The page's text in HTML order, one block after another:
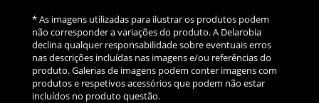
* As imagens utilizadas para ilustrar os produtos podem
não corresponder a variações do produto. A Delarobia
declina qualquer responsabilidade sobre eventuais erros
nas descrições incluídas nas imagens e/ou referências do
produto. Galerias de imagens podem conter imagens com
produtos e respetivos acessórios que podem não estar
incluídos no produto questão.